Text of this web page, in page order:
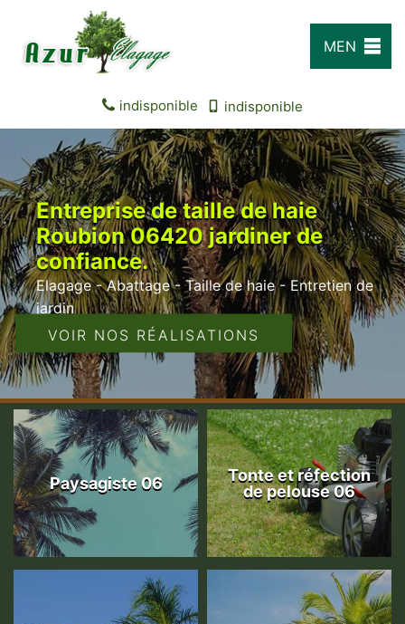
MEN
indisponible indisponible
Entreprise de taille de haie
Roubion 06420 jardiner de
confiance.
Elagage - Abattage - Taille de haie - Entretien de
jardin
VOIR NOS RÉALISATIONS
Paysagiste 06
Tonte et réfection
de pelouse 06